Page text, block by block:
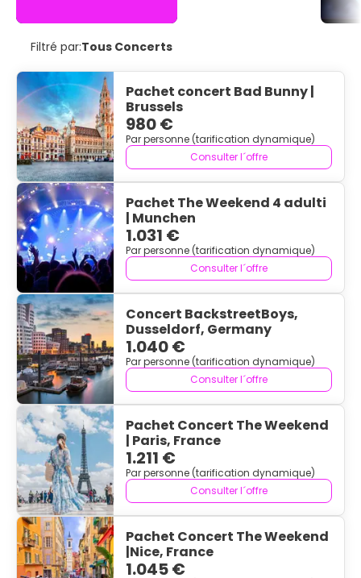
Filtré par:Tous Concerts
Pachet concert Bad Bunny |
Brussels
980 €
Par personne (tarification dynamique)
Consulter l´offre
Pachet The Weekend 4 adulti
| Munchen
1.031 €
Par personne (tarification dynamique)
Consulter l´offre
Concert BackstreetBoys,
Dusseldorf, Germany
1.040 €
Par personne (tarification dynamique)
Consulter l´offre
Pachet Concert The Weekend
| Paris, France
1.211 €
Par personne (tarification dynamique)
Consulter l´offre
Pachet Concert The Weekend
|Nice, France
1.045 €